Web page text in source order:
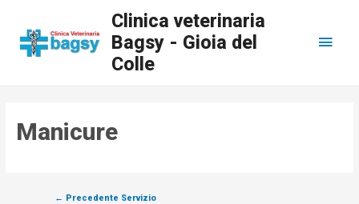
Clinica veterinaria
Bagsy - Gioia del
Colle
Manicure
← Precedente Servizio